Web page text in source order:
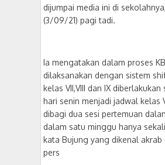
dijumpai media ini di
(3/09/21) pagi tadi.
Ia mengatakan dalam proses
dilaksanakan dengan sistem
kelas VII,VIII dan IX
hari senin menjadi jadwal kelas
dibagi dua sesi pertemuan
dalam satu minggu hanya
kata Bujung yang dikenal akrab
pers